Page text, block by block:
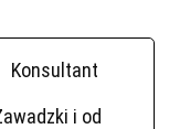
Konsultant
i od